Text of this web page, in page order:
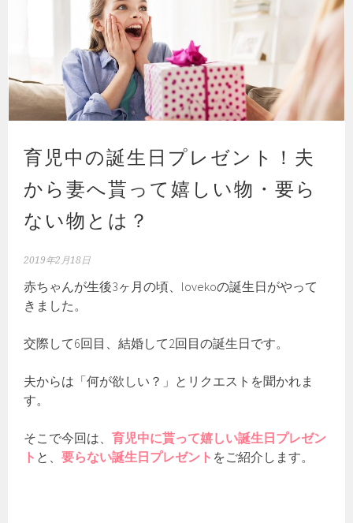
育児中の誕生日プレゼント！夫
から妻へ貰って嬉しい物・要ら
ない物とは？
2019年2月18日
赤ちゃんが生後3ヶ月の頃、lovekoの誕生日がやって
きました。
交際して6回目、結婚して2回目の誕生日です。
夫からは「何が欲しい？」とリクエストを聞かれま
す。
そこで今回は、育児中に貰って嬉しい誕生日プレゼン
ト と、要らない誕生日プレゼント をご紹介します。